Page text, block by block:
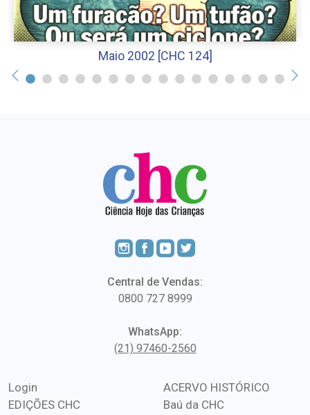
Maio 2002 [CHC 124]
Central de Vendas:
0800 727 8999
WhatsApp:
(21) 97460-2560
Login
EDIÇÕES CHC
ACERVO HISTÓRICO
Baú da CHC